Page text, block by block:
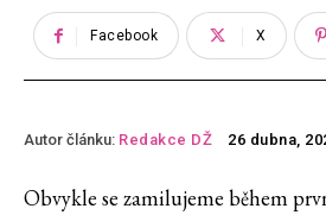
Facebook X
Autor článku: Redakce DŽ 26 dubna,
Obvykle se zamilujeme během